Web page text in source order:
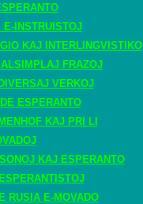
E-INSTRUISTOJ
KAJ INTERLINGVISTIKO
FRAZOJ
VERKOJ
ESPERANTO
KAJ PRI LI
KAJ ESPERANTO
RUSIA E-MOVADO